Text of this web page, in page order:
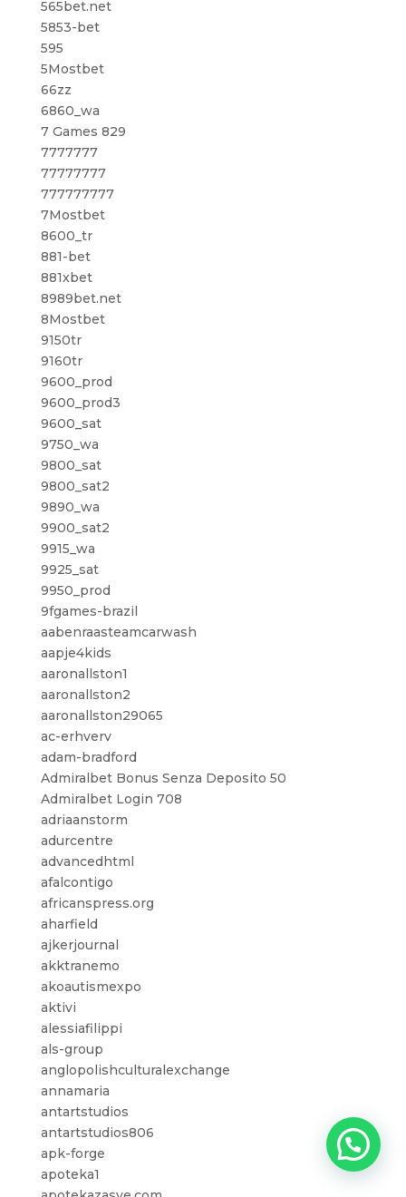
565bet.net
5853-bet
595
5Mostbet
66zz
6860_wa
7 Games 829
7777777
77777777
777777777
7Mostbet
8600_tr
881-bet
881xbet
8989bet.net
8Mostbet
9150tr
9160tr
9600_prod
9600_prod3
9600_sat
9750_wa
9800_sat
9800_sat2
9890_wa
9900_sat2
9915_wa
9925_sat
9950_prod
9fgames-brazil
aabenraasteamcarwash
aapje4kids
aaronallston1
aaronallston2
aaronallston29065
ac-erhverv
adam-bradford
Admiralbet Bonus Senza Deposito 50
Admiralbet Login 708
adriaanstorm
adurcentre
advancedhtml
afalcontigo
africanspress.org
aharfield
ajkerjournal
akktranemo
akoautismexpo
aktivi
alessiafilippi
als-group
anglopolishculturalexchange
annamaria
antartstudios
antartstudios806
apk-forge
apoteka1